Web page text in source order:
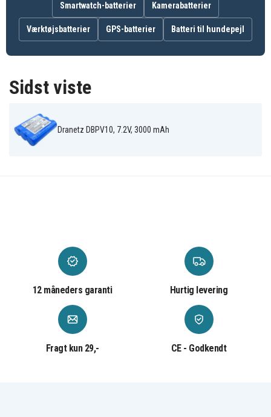
Batteriet er kompatibelt med følgende produkter:
Dranetz DBMP1
Dranetz
DBPG106
Dranetz DBPV10
Dranetz
Dranetz Dranetz
Smartwatch-batterier Kamerabatterier
Værktøjsbatterier GPS-batterier Batteri til hundepejl
Sidst viste
Dranetz DBPV10, 7.2V, 3000 mAh
12 måneders garanti Hurtig levering
Fragt kun 29,- CE - Godkendt